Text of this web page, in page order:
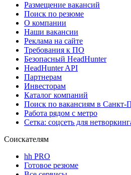
Размещение вакансий
Поиск по резюме
О компании
Наши вакансии
Реклама на сайте
Требования к ПО
Безопасный HeadHunter
HeadHunter API
Партнерам
Инвесторам
Каталог компаний
Поиск по вакансиям в Санкт-
Работа рядом с метро
Сетка: соцсеть для
Соискателям
hh PRO
Готовое резюме